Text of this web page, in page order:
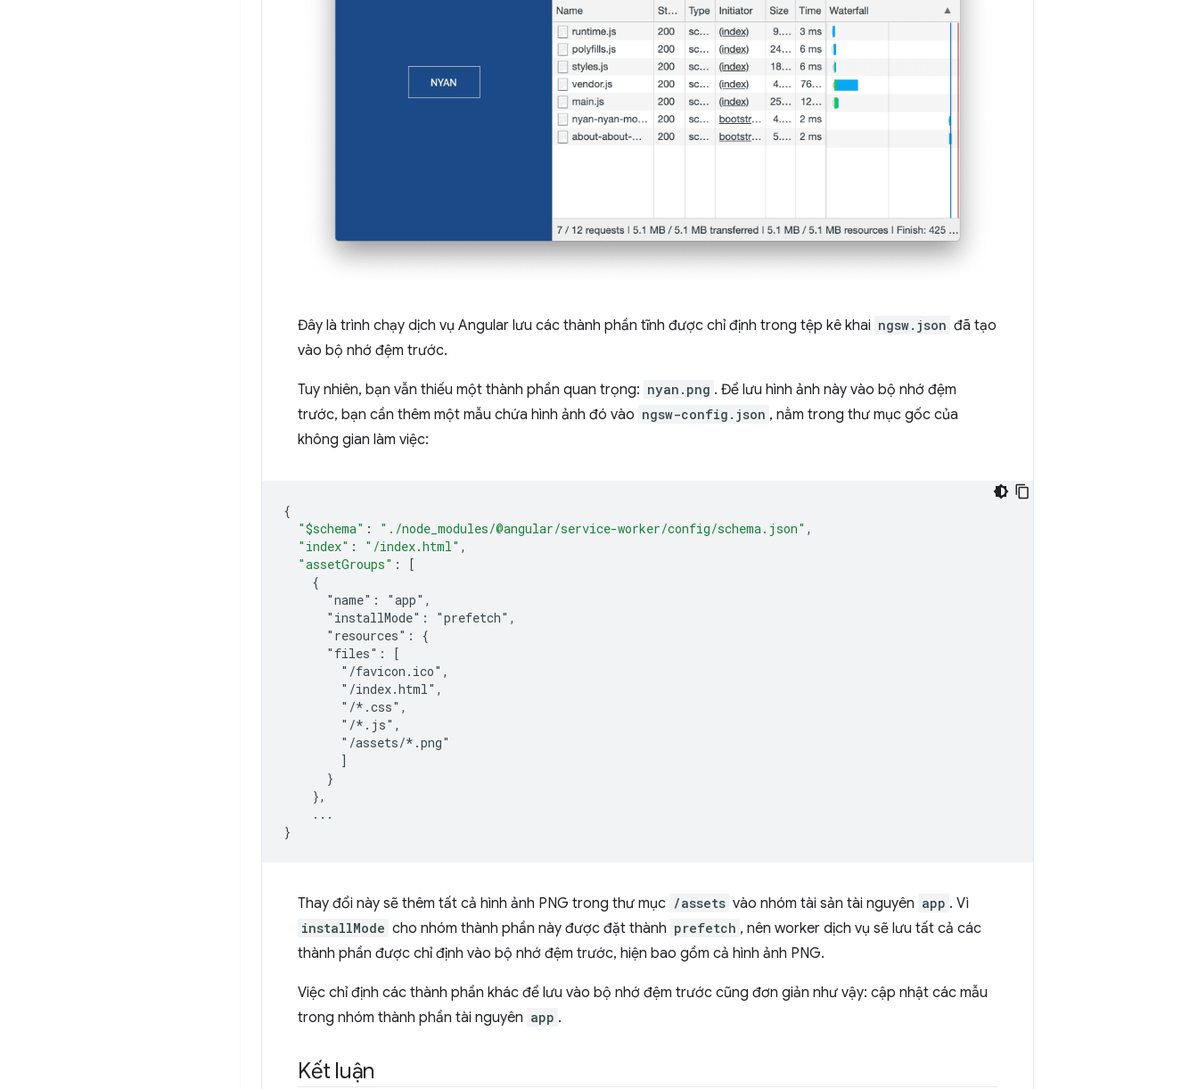
Đây là trình chạy dịch vụ Angular lưu các thành phần tĩnh được chỉ định trong tệp kê khai ngsw.json đã tạo
vào bộ nhớ đệm trước.
Tuy nhiên, bạn vẫn thiếu một thành phần quan trọng: nyan.png . Để lưu hình ảnh này vào bộ nhớ đệm
trước, bạn cần thêm một mẫu chứa hình ảnh đó vào ngsw-config.json , nằm trong thư mục gốc của
không gian làm việc:
{
"$schema" : "./node_modules/@angular/service-worker/config/schema.json" ,
"index" : "/index.html" ,
"assetGroups" :
[
    {
      "name": "app",
      "installMode": "prefetch",
      "resources": {
      "files": [
        "/favicon.ico",
        "/index.html",
        "/*.css",
        "/*.js",
        "/assets/*.png"
]
}
},
...
}
Thay đổi này sẽ thêm tất cả hình ảnh PNG trong thư mục /assets vào nhóm tài sản tài nguyên app . Vì
installMode cho nhóm thành phần này được đặt thành prefetch , nên worker dịch vụ sẽ lưu tất cả các
thành phần được chỉ định vào bộ nhớ đệm trước, hiện bao gồm cả hình ảnh PNG.
Việc chỉ định các thành phần khác để lưu vào bộ nhớ đệm trước cũng đơn giản như vậy: cập nhật các mẫu
trong nhóm thành phần tài nguyên app .
Kết luận